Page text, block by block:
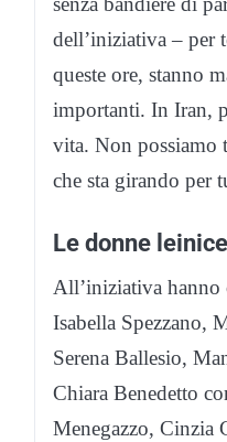
dell’iniziativa – per
queste ore, stanno
importanti. In Iran,
vita. Non possiamo
che sta girando per
Le donne
All’iniziativa hanno
Isabella Spezzano,
Serena Ballesio,
Chiara Benedetto
Menegazzo, Cinzia